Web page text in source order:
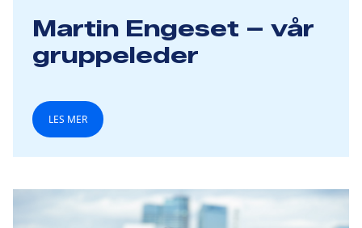
Martin Engeset – vår
gruppeleder
LES MER